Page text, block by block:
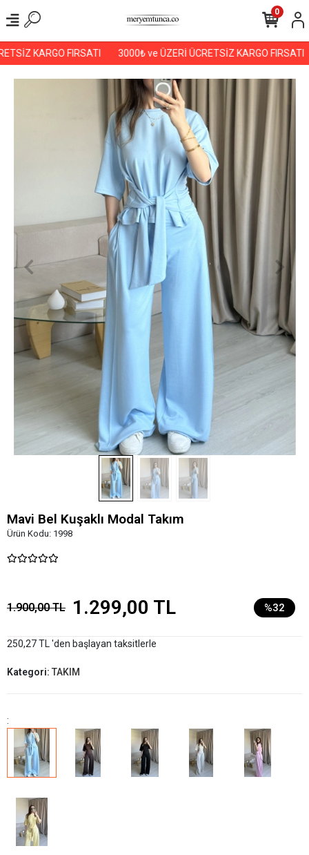
KARGO FIRSATI 3000₺ ve ÜZERİ ÜCRETSİZ KARGO FIRSATI
0
Mavi Bel Kuşaklı Modal Takım
Ürün Kodu: 1998
1.900,00 TL 1.299,00 TL %32
250,27 TL 'den başlayan taksitlerle
Kategori: TAKIM
: